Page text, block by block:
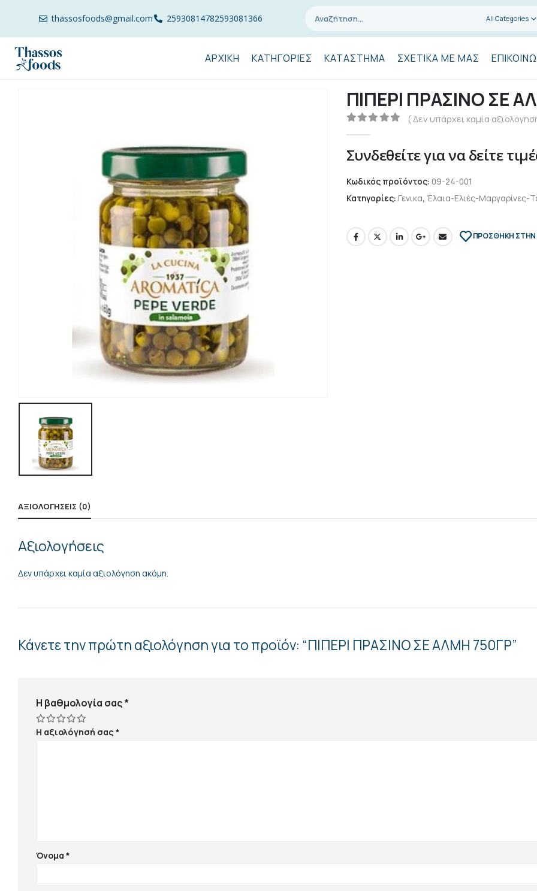
thassosfoods@gmail.com 25930814782593081366 All Categories
ΑΡΧΙΚΉ ΚΑΤΗΓΟΡΊΕΣ ΚΑΤΆΣΤΗΜΑ ΣΧΕΤΙΚΆ ΜΕ ΜΑΣ
ΠΙΠΕΡΙ ΠΡΑΣΙΝΟ ΣΕ
( Δεν υπάρχει καμία
Συνδεθείτε για να δείτε
Κωδικός προϊόντος: 09-24-001
Κατηγορίες: Γενικα, Έλαια-Ελιές-Μαργαρίνες-
ΠΡΌΣΘΉΚΗ ΣΤΗΝ
ΑΞΙΟΛΟΓΉΣΕΙΣ (0)
Αξιολογήσεις
Δεν υπάρχει καμία αξιολόγηση ακόμη.
Κάνετε την πρώτη αξιολόγηση για το προϊόν: “ΠΙΠΕΡΙ ΠΡΑΣΙΝΟ ΣΕ ΑΛΜΗ 750ΓΡ”
Η βαθμολογία σας*
Η αξιολόγησή σας*
Όνομα*